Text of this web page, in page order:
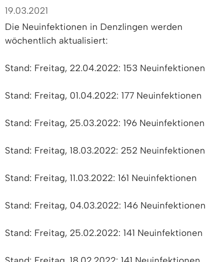
19.03.2021
Die Neuinfektionen in Denzlingen werden
wöchentlich aktualisiert:
Stand: Freitag, 22.04.2022: 153 Neuinfektionen
Stand: Freitag, 01.04.2022: 177 Neuinfektionen
Stand: Freitag, 25.03.2022: 196 Neuinfektionen
Stand: Freitag, 18.03.2022: 252 Neuinfektionen
Stand: Freitag, 11.03.2022: 161 Neuinfektionen
Stand: Freitag, 04.03.2022: 146 Neuinfektionen
Stand: Freitag, 25.02.2022: 141 Neuinfektionen